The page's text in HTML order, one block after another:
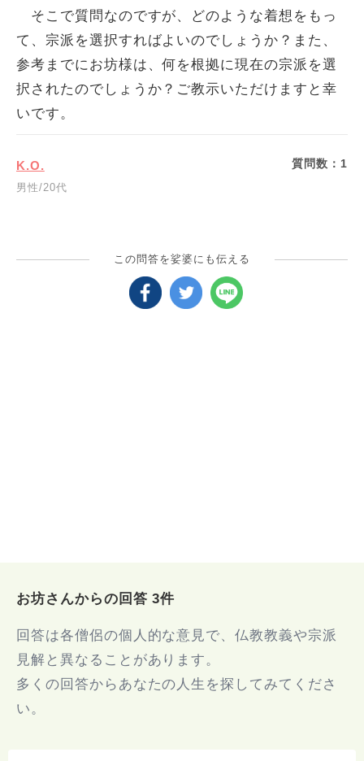
そこで質問なのですが、どのような着想をもっ
て、宗派を選択すればよいのでしょうか？また、
参考までにお坊様は、何を根拠に現在の宗派を選
択されたのでしょうか？ご教示いただけますと幸
いです。
K.O.
男性/20代
質問数： 1
この問答を娑婆にも伝える
お坊さんからの回答 3件
回答は各僧侶の個人的な意見で、仏教教義や宗派
見解と異なることがあります。
多くの回答からあなたの人生を探してみてくださ
い。